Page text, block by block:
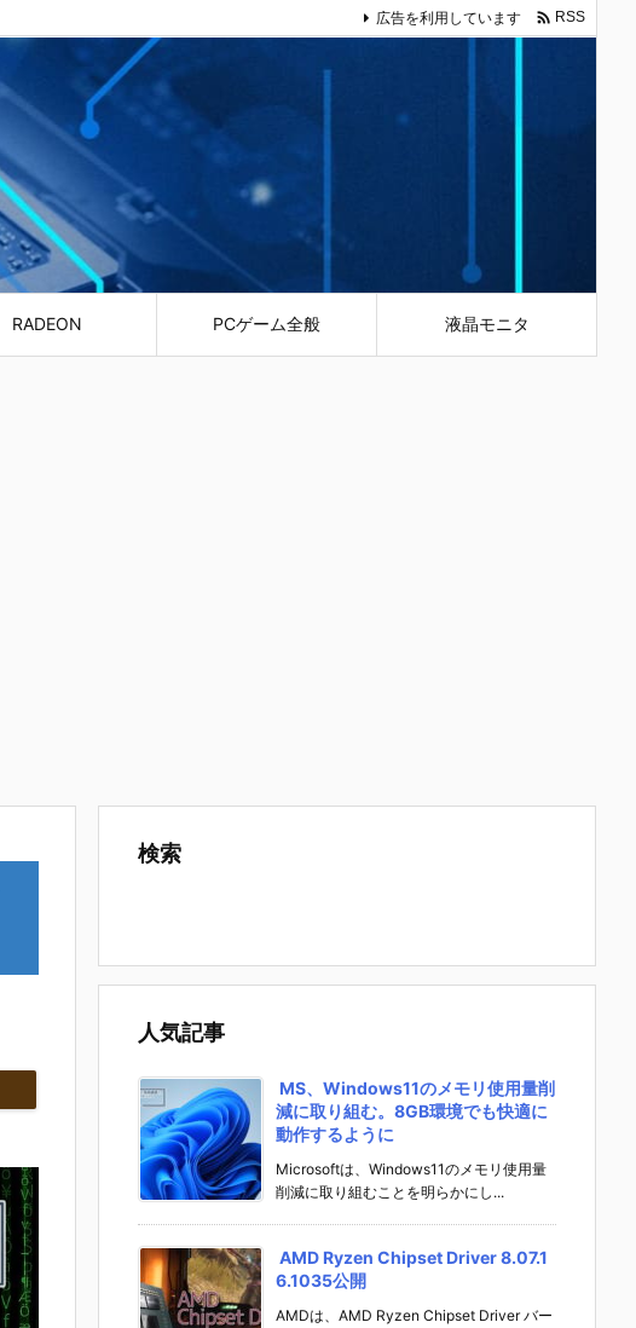
RADEON PCゲーム全般 液晶モニタ
広告を利用しています  RSS
検索
人気記事
MS、Windows11のメモリ使用量削
減に取り組む。8GB環境でも快適に
動作するように
Microsoftは、Windows11のメモリ使用量
削減に取り組むことを明らかにし...
AMD Ryzen Chipset Driver 8.07.1
6.1035公開
AMDは、AMD Ryzen Chipset Driver バー